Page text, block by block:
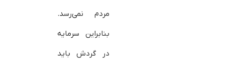
مردم نمی‌رسد.
بنابراین سرمایه
در گردش باید